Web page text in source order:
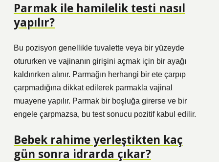
Parmak ile hamilelik testi nasıl
yapılır?
Bu pozisyon genellikle tuvalette veya bir yüzeyde
otururken ve vajinanın girişini açmak için bir ayağı
kaldırırken alınır. Parmağın herhangi bir ete çarpıp
çarpmadığına dikkat edilerek parmakla vajinal
muayene yapılır. Parmak bir boşluğa girerse ve bir
engele çarpmazsa, bu test sonucu pozitif kabul edilir.
Bebek rahime yerleştikten kaç
gün sonra idrarda çıkar?